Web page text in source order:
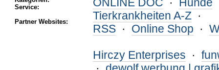
Service:
Partner Websites:
Tierkrankheiten A-Z ·
RSS · Online Shop ·
Hirczy Enterprises ·